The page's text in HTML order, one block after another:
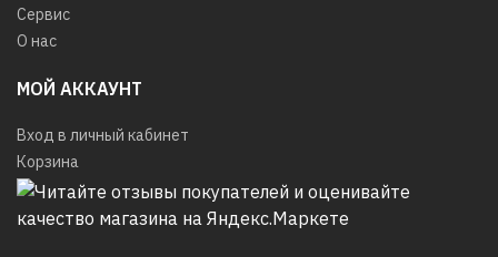
Сервис
О нас
МОЙ АККАУНТ
Вход в личный кабинет
Корзина